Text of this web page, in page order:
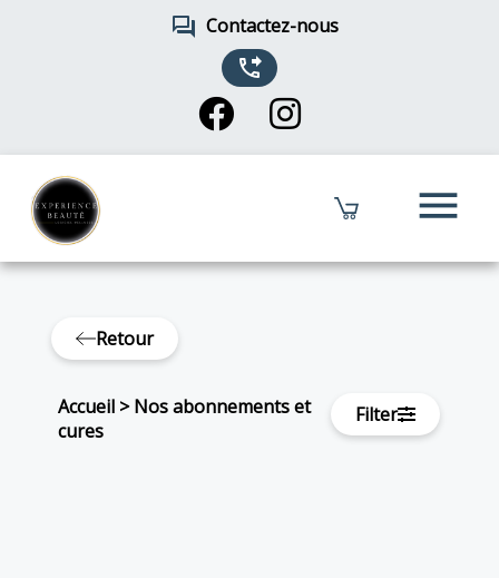
forum Contactez-nous
phone_forwarded
menu
Retour
Accueil >Nos abonnements et
cures
Filter